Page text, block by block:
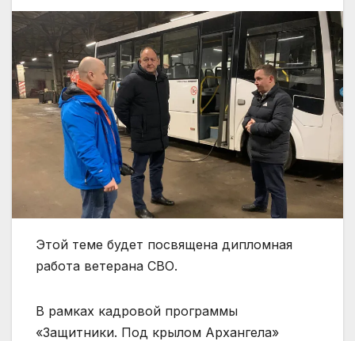
Этой теме будет посвящена дипломная
работа ветерана СВО.
В рамках кадровой программы
«Защитники. Под крылом Архангела»